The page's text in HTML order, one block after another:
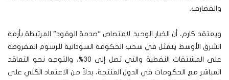
والقضارف.
ويعتقد كارم، أن الخيار الوحيد لامتصاص “صدمة الوقود” المرتبطة بأزمة
الشرق الأوسط يتمثل في سحب الحكومة السودانية للرسوم المفروضة
على المشتقات النفطية والتي تصل إلى 30%، والتوجه نحو التعاقد
المباشر مع الحكومات في الدول المنتجة، بدلاً من الاعتماد الكلي على